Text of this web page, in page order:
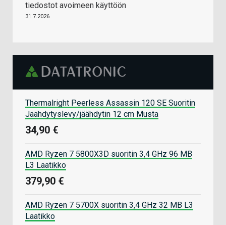
tiedostot avoimeen käyttöön
31.7.2026
Thermalright Peerless Assassin 120 SE Suoritin
Jäähdytyslevy/jäähdytin 12 cm Musta
34,90 €
AMD Ryzen 7 5800X3D suoritin 3,4 GHz 96 MB
L3 Laatikko
379,90 €
AMD Ryzen 7 5700X suoritin 3,4 GHz 32 MB L3
Laatikko